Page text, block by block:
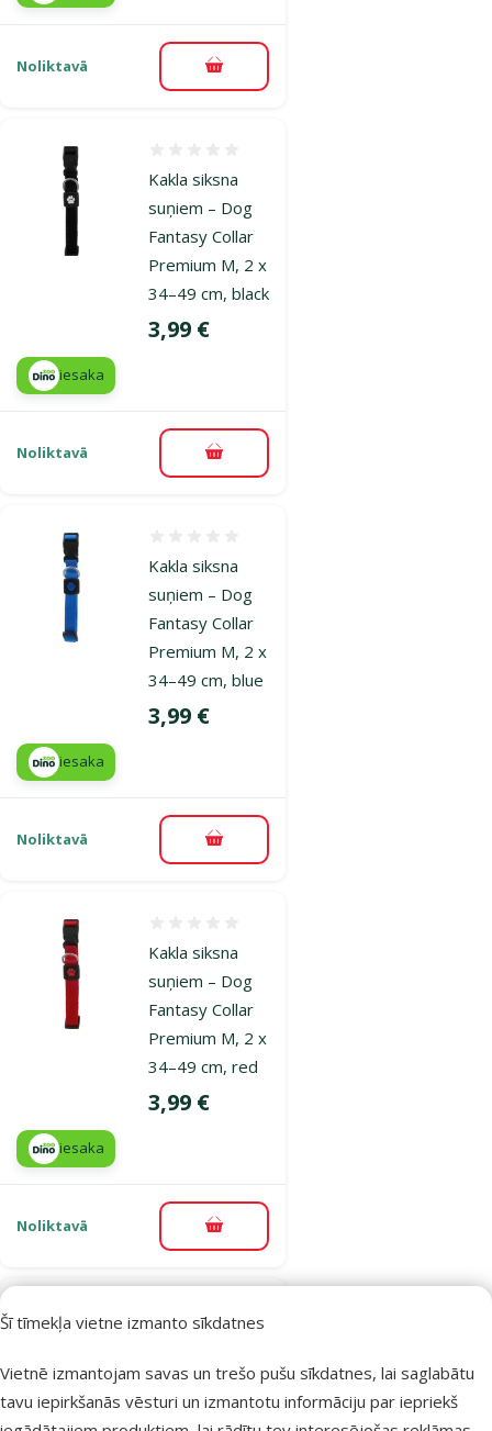
Šī tīmekļa vietne izmanto sīkdatnes
Vietnē izmantojam savas un trešo pušu sīkdatnes, lai saglabātu
tavu iepirkšanās vēsturi un izmantotu informāciju par iepriekš
Noliktavā Pievienot grozam
Kakla siksna
suņiem – Dog
Fantasy Collar
Premium M, 2 x
34–49 cm, black
Cena
3,99 €
iesaka
Noliktavā Pievienot grozam
Kakla siksna
suņiem – Dog
Fantasy Collar
Premium M, 2 x
34–49 cm, blue
Cena
3,99 €
iesaka
Noliktavā Pievienot grozam
Kakla siksna
suņiem – Dog
Fantasy Collar
Premium M, 2 x
34–49 cm, red
Cena
3,99 €
iesaka
Noliktavā Pievienot grozam
suņiem – Dog
Fantasy Collar
Premium M, 2 x
Atsauksmes 0%